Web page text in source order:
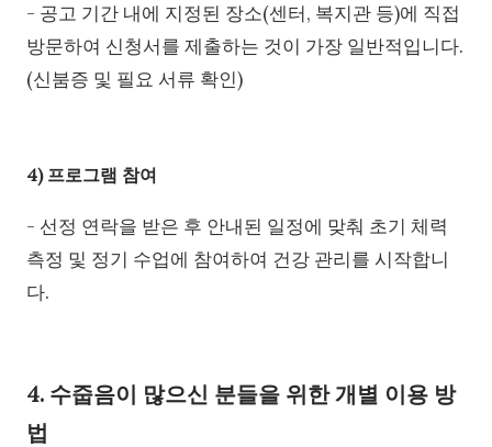
- 공고 기간 내에 지정된 장소(센터, 복지관 등)에 직접
방문하여 신청서를 제출하는 것이 가장 일반적입니다.
(신붐증 및 필요 서류 확인)
4) 프로그램 참여
- 선정 연락을 받은 후 안내된 일정에 맞춰 초기 체력
측정 및 정기 수업에 참여하여 건강 관리를 시작합니
다.
4. 수줍음이 많으신 분들을 위한 개별 이용 방
법